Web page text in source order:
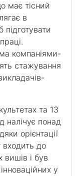
має тісний
в
підготувати
компаніями-
стажування
та 13
налічує понад
орієнтації
входить до
вишів і був
у